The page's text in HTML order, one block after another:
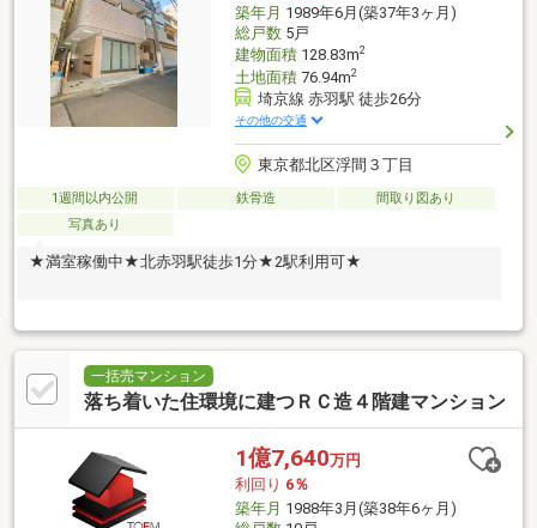
築年月 1989年6月(築37年3ヶ月)
総戸数5戸
建物面積128.83m2
土地面積76.94m2
埼京線 赤羽駅 徒歩26分
その他の交通
東京都北区浮間３丁目
1週間以内公開 鉄骨造
間取り図あり
写真あり
★満室稼働中★北赤羽駅徒歩1分★2駅利用可★
一括売マンション
落ち着いた住環境に建つＲＣ造４階建マンション
1億7,640万円
利回り 6％
築年月 1988年3月(築38年6ヶ月)